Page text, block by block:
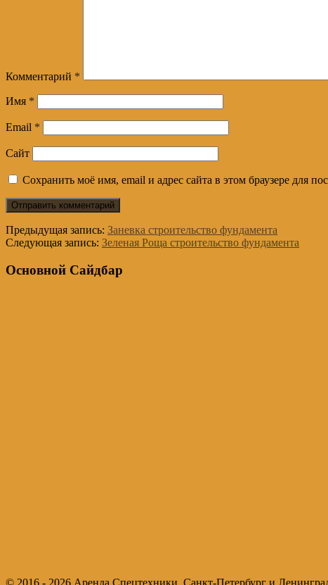
Комментарий *
Имя *
Email *
Сайт
Сохранить моё имя, email и адрес сайта в этом браузере для
Предыдущая запись: Заневка строительство фундамента
Следующая запись: Зеленая Роща строительство фундамента
Основной Сайдбар